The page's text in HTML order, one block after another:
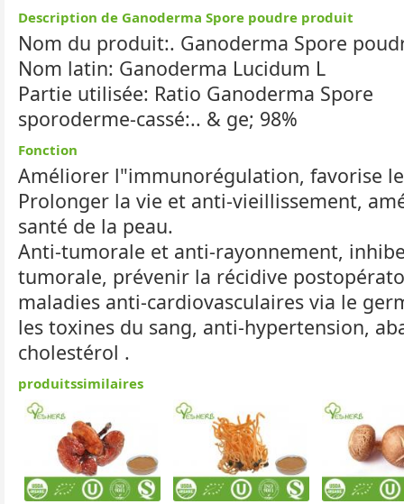
Description de Ganoderma Spore poudre produit
Nom du produit:. Ganoderma Spore
Nom latin: Ganoderma Lucidum L
Partie utilisée: Ratio Ganoderma Spore
sporoderme-cassé:.. & ge; 98%
Fonction
Améliorer l"immunorégulation, favorise
Prolonger la vie et anti-vieillissement,
santé de la peau.
Anti-tumorale et anti-rayonnement,
tumorale, prévenir la récidive
maladies anti-cardiovasculaires via le
les toxines du sang, anti-hypertension,
cholestérol .
produitssimilaires